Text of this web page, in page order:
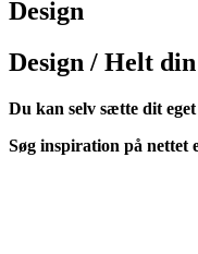
Design
Design / Helt
Du kan selv sætte dit
Søg inspiration på nettet